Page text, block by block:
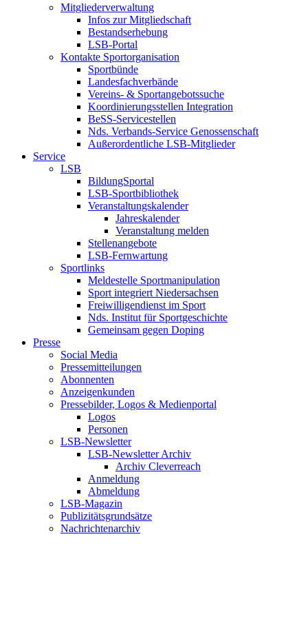
Mitgliederverwaltung
Infos zur Mitgliedschaft
Bestandserhebung
LSB-Portal
Kontakte Sportorganisation
Sportbünde
Landesfachverbände
Vereins- & Sportangebotssuche
Koordinierungsstellen Integration
BeSS-Servicestellen
Nds. Verbands-Service Genossenschaft
Außerordentliche LSB-Mitglieder
Service
LSB
BildungSportal
LSB-Sportbibliothek
Veranstaltungskalender
Jahreskalender
Veranstaltung melden
Stellenangebote
LSB-Fernwartung
Sportlinks
Meldestelle Sportmanipulation
Sport integriert Niedersachsen
Freiwilligendienst im Sport
Nds. Institut für Sportgeschichte
Gemeinsam gegen Doping
Presse
Social Media
Pressemitteilungen
Abonnenten
Anzeigenkunden
Pressebilder, Logos & Medienportal
Logos
Personen
LSB-Newsletter
LSB-Newsletter Archiv
Archiv Cleverreach
Anmeldung
Abmeldung
LSB-Magazin
Publizitätsgrundsätze
Nachrichtenarchiv